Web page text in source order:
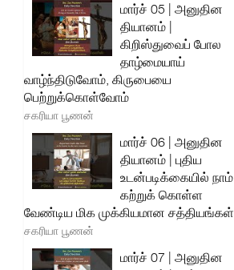
மார்ச் 05 | அனுதின
தியானம் |
கிறிஸ்துவைப் போல
தாழ்மையாய்
வாழ்ந்திடுவோம், கிருபையை
பெற்றுக்கொள்வோம்
சகரியா பூணன்
மார்ச் 06 | அனுதின
தியானம் | புதிய
உடன்படிக்கையில் நாம்
கற்றுக் கொள்ள
வேண்டிய மிக முக்கியமான சத்தியங்கள்
சகரியா பூணன்
மார்ச் 07 | அனுதின